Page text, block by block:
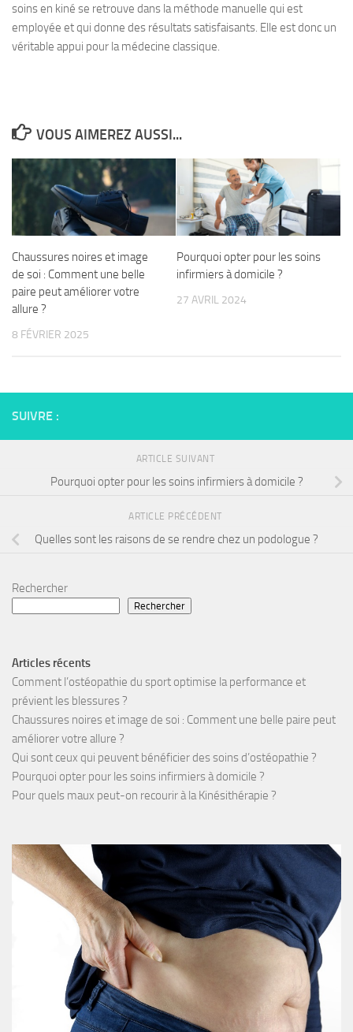
soins en kiné se retrouve dans la méthode manuelle qui est
employée et qui donne des résultats satisfaisants. Elle est donc un
véritable appui pour la médecine classique.
VOUS AIMEREZ AUSSI...
Chaussures noires et image
de soi : Comment une belle
paire peut améliorer votre
allure ?
8 FÉVRIER 2025
Pourquoi opter pour les soins
infirmiers à domicile ?
27 AVRIL 2024
SUIVRE :
ARTICLE SUIVANT
Pourquoi opter pour les soins infirmiers à domicile ?
ARTICLE PRÉCÉDENT
Quelles sont les raisons de se rendre chez un podologue ?
Rechercher
Rechercher
Articles récents
Comment l’ostéopathie du sport optimise la performance et
prévient les blessures ?
Chaussures noires et image de soi : Comment une belle paire peut
améliorer votre allure ?
Qui sont ceux qui peuvent bénéficier des soins d’ostéopathie ?
Pourquoi opter pour les soins infirmiers à domicile ?
Pour quels maux peut-on recourir à la Kinésithérapie ?